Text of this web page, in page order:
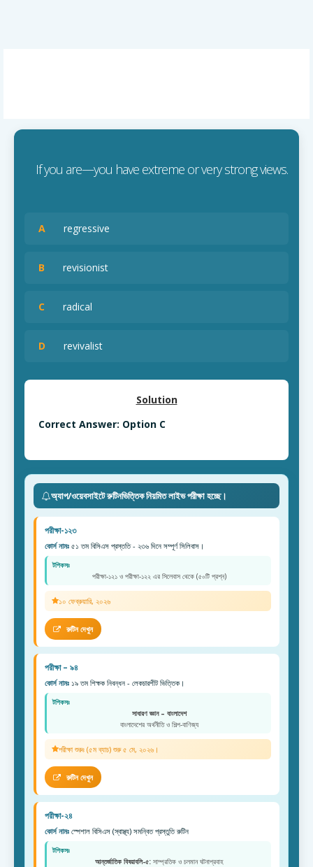
If you are—you have extreme or very strong views.
A regressive
B revisionist
C radical
D revivalist
Solution
Correct Answer: Option C
অ্যাপ/ওয়েবসাইটে রুটিনভিত্তিক নিয়মিত লাইভ পরীক্ষা হচ্ছে।
পরীক্ষা-১২৩
কোর্স নামঃ ৫১ তম বিসিএস প্রস্ততি - ২৩৬ দিনে সম্পূর্ণ সিলিবাস।
টপিকসঃ
পরীক্ষা-১২১ ও পরীক্ষা-১২২ এর সিলেবাস থেকে (৫০টি প্রশ্ন)
১০ ফেব্রুয়ারি, ২০২৬
রুটিন দেখুন
পরীক্ষা – ৯৪
কোর্স নামঃ ১৯ তম শিক্ষক নিবন্ধন - লেকচারশীট ভিত্তিক।
টপিকসঃ
সাধারণ জ্ঞান – বাংলাদেশ
বাংলাদেশের অর্থনীতি ও শিল্প-বাণিজ্য
পরীক্ষা শুরুঃ (৫ম ব্যাচ) শুরু ৫ মে, ২০২৬।
রুটিন দেখুন
পরীক্ষা-২৪
কোর্স নামঃ স্পেশাল বিসিএস (স্বাস্থ্য) সমন্বিত প্রস্তুতি রুটিন
টপিকসঃ
আন্তর্জাতিক বিষয়াবলি-৫:সাম্প্রতিক ও চলমান ঘটনাপ্রবাহ